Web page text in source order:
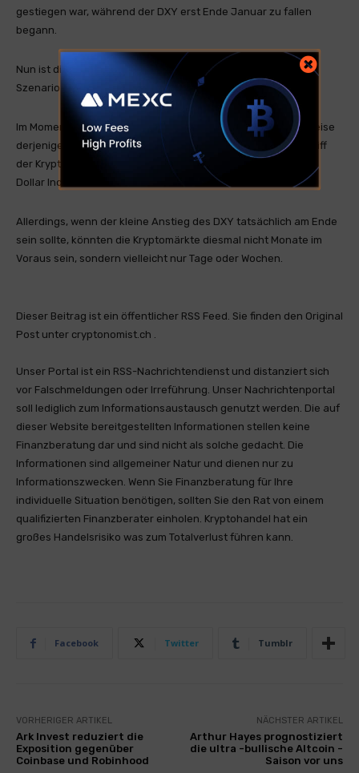
gestiegen war, während der DXY erst Ende Januar zu fallen
begann.
Nun ist die Frage: Welche Reaktion wird Bitcoin auf das neue
Szenario haben?
Im Moment scheint eine Dynamik plausibel, die in gewisser Weise
derjenigen Ende 2024 ähnelt, nämlich ein übermäßiger Vorgriff
der Kryptomärkte auf mögliche zukünftige Bewegungen des
Dollar Index.
Allerdings, wenn der kleine Anstieg des DXY tatsächlich am Ende
sein sollte, könnten die Kryptomärkte diesmal nicht Monate im
Voraus sein, sondern vielleicht nur Tage oder Wochen.
Dieser Beitrag ist ein öffentlicher RSS Feed. Sie finden den Original
Post unter cryptonomist.ch .
Unser Portal ist ein RSS-Nachrichtendienst und distanziert sich
vor Falschmeldungen oder Irreführung. Unser Nachrichtenportal
soll lediglich zum Informationsaustausch genutzt werden. Die auf
dieser Website bereitgestellten Informationen stellen keine
Finanzberatung dar und sind nicht als solche gedacht. Die
Informationen sind allgemeiner Natur und dienen nur zu
Informationszwecken. Wenn Sie Finanzberatung für Ihre
individuelle Situation benötigen, sollten Sie den Rat von einem
qualifizierten Finanzberater einholen. Kryptohandel hat ein
großes Handelsrisiko was zum Totalverlust führen kann.
Facebook Twitter Tumblr
VORHERIGER ARTIKEL
Ark Invest reduziert die
Exposition gegenüber
Coinbase und Robinhood
NÄCHSTER ARTIKEL
Arthur Hayes prognostiziert
die ultra -bullische Altcoin -
Saison vor uns